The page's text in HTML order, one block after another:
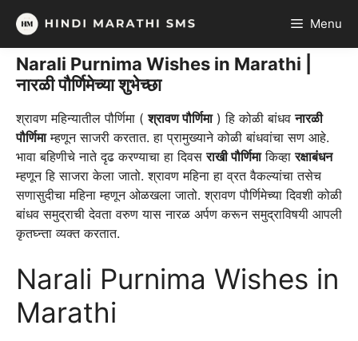
Skip
content
Menu
Narali Purnima Wishes in Marathi |
नारळी पौर्णिमेच्या शुभेच्छा
श्रावण महिन्यातील पौर्णिमा (श्रावण पौर्णिमा) हि कोळी बांधवनारळी
पौर्णिमाम्हणून साजरी करतात. हा प्रामुख्याने कोळी बांधवांचा सण आहे.
भावा बहिणीचे नाते दृढ करण्याचा हा दिवसराखी पौर्णिमाकिव्हारक्षाबंधन
म्हणून हि साजरा केला जातो. श्रावण महिना हा व्रत वैकल्यांचा तसेच
सणासुदीचा महिना म्हणून ओळखला जातो. श्रावण पौर्णिमेच्या दिवशी कोळी
बांधव समुद्राची देवता वरुण यास नारळ अर्पण करून समुद्राविषयी आपली
कृतघ्न्ता व्यक्त करतात.
Narali Purnima Wishes in
Marathi